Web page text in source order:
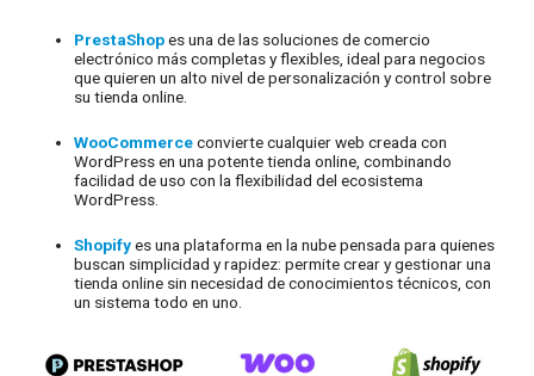
PrestaShopes una de las soluciones de comercio
electrónico más completas y flexibles, ideal para negocios
que quieren un alto nivel de personalización y control sobre
su tienda online.
WooCommerceconvierte cualquier web creada con
WordPress en una potente tienda online, combinando
facilidad de uso con la flexibilidad del ecosistema
WordPress.
Shopifyes una plataforma en la nube pensada para quienes
buscan simplicidad y rapidez: permite crear y gestionar una
tienda online sin necesidad de conocimientos técnicos, con
un sistema todo en uno.